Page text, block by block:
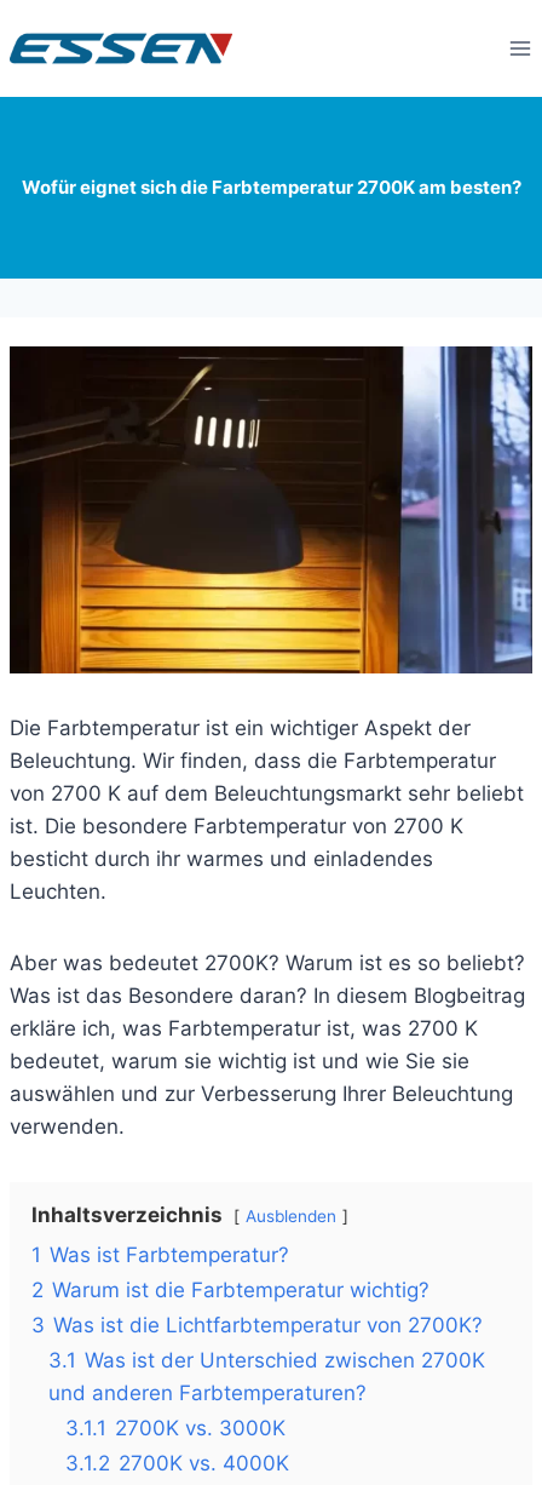
Wofür eignet sich die Farbtemperatur 2700K am besten?
Die Farbtemperatur ist ein wichtiger Aspekt der
Beleuchtung. Wir finden, dass die Farbtemperatur
von 2700 K auf dem Beleuchtungsmarkt sehr beliebt
ist. Die besondere Farbtemperatur von 2700 K
besticht durch ihr warmes und einladendes
Leuchten.
Aber was bedeutet 2700K? Warum ist es so beliebt?
Was ist das Besondere daran? In diesem Blogbeitrag
erkläre ich, was Farbtemperatur ist, was 2700 K
bedeutet, warum sie wichtig ist und wie Sie sie
auswählen und zur Verbesserung Ihrer Beleuchtung
verwenden.
Inhaltsverzeichnis Ausblenden
1 Was ist Farbtemperatur?
2 Warum ist die Farbtemperatur wichtig?
3 Was ist die Lichtfarbtemperatur von 2700K?
3.1 Was ist der Unterschied zwischen 2700K
und anderen Farbtemperaturen?
3.1.1 2700K vs. 3000K
3.1.2 2700K vs. 4000K